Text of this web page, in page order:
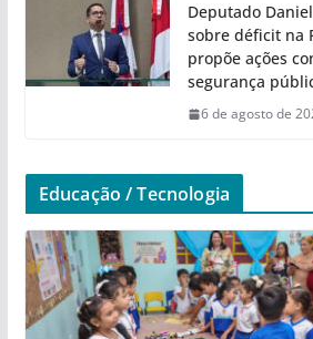
Deputado
sobre déficit na
propõe ações
segurança
6 de agosto de
Educação / Tecnologia